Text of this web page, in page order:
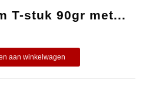
T-stuk 90gr met...
aan winkelwagen